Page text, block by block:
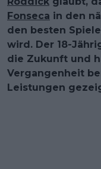
Fonseca in den
den besten
wird. Der 18-
die Zukunft und
Vergangenheit
Leistungen